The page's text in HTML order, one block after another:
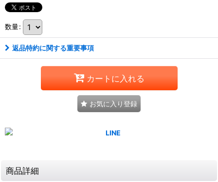
数量:
返品特約に関する重要事項
カートに入れる
お気に入り登録
商品詳細